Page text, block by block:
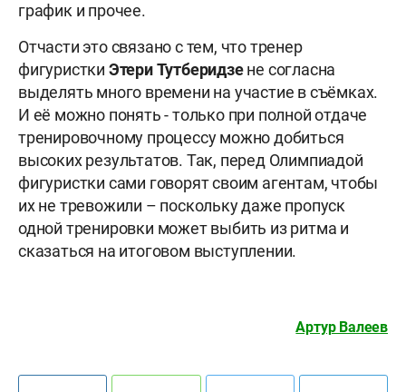
график и прочее.
Отчасти это связано с тем, что тренер
фигуристки ЭтериТутберидзене согласна
выделять много времени на участие в съёмках.
И её можно понять - только при полной отдаче
тренировочному процессу можно добиться
высоких результатов. Так, перед Олимпиадой
фигуристки сами говорят своим агентам, чтобы
их не тревожили – поскольку даже пропуск
одной тренировки может выбить из ритма и
сказаться на итоговом выступлении.
Артур Валеев